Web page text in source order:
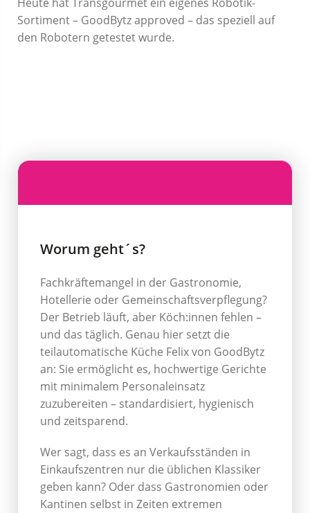
Sortiment – GoodBytz approved – das speziell auf
den Robotern getestet wurde.
Worum geht´s?
Fachkräftemangel in der Gastronomie,
Hotellerie oder Gemeinschaftsverpflegung?
Der Betrieb läuft, aber Köch:innen fehlen –
und das täglich. Genau hier setzt die
teilautomatische Küche Felix von GoodBytz
an: Sie ermöglicht es, hochwertige Gerichte
mit minimalem Personaleinsatz
zuzubereiten – standardisiert, hygienisch
und zeitsparend.
Wer sagt, dass es an Verkaufsständen in
Einkaufszentren nur die üblichen Klassiker
geben kann? Oder dass Gastronomien oder
Kantinen selbst in Zeiten extremen